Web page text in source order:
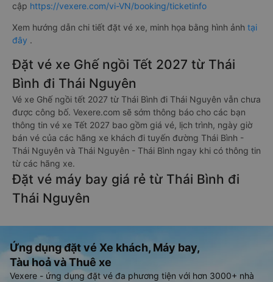
cập https://vexere.com/vi-VN/booking/ticketinfo
Xem hướng dẫn chi tiết đặt vé xe, minh họa bằng hình ảnh tại
đây .
Đặt vé xe Ghế ngồi Tết 2027 từ Thái
Bình đi Thái Nguyên
Vé xe Ghế ngồi tết 2027 từ Thái Bình đi Thái Nguyên vẫn chưa
được công bố. Vexere.com sẽ sớm thông báo cho các bạn
thông tin vé xe Tết 2027 bao gồm giá vé, lịch trình, ngày giờ
bán vé của các hãng xe khách đi tuyến đường Thái Bình -
Thái Nguyên và Thái Nguyên - Thái Bình ngay khi có thông tin
từ các hãng xe.
Đặt vé máy bay giá rẻ từ Thái Bình đi
Thái Nguyên
Ứng dụng đặt vé Xe khách, Máy bay,
Tàu hoả và Thuê xe
Vexere - ứng dụng đặt vé đa phương tiện với hơn 3000+ nhà